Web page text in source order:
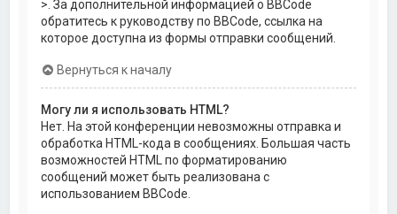
>. За дополнительной информацией о BBCode
обратитесь к руководству по BBCode, ссылка на
которое доступна из формы отправки сообщений.
Вернуться к началу
Могу ли я использовать HTML?
Нет. На этой конференции невозможны отправка и
обработка HTML-кода в сообщениях. Большая часть
возможностей HTML по форматированию
сообщений может быть реализована с
использованием BBCode.